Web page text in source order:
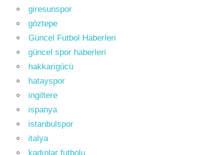
giresunspor
göztepe
Güncel Futbol Haberleri
güncel spor haberleri
hakkarigücü
hatayspor
ingiltere
ispanya
istanbulspor
italya
kadınlar futbolu